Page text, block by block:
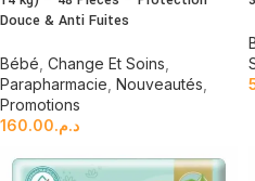
Douce & Anti Fuites
Bébé Change Et Soins
Parapharmacie Nouveautés
Promotions
د.م.160.00